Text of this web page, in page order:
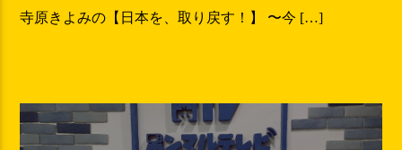
寺原きよみの【日本を、取り戻す！】 〜今 […]